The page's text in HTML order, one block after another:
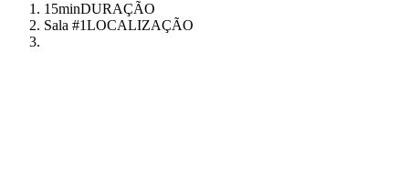
15minDURAÇÃO
Sala #1LOCALIZAÇÃO